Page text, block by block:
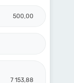
500,00
7 153,88